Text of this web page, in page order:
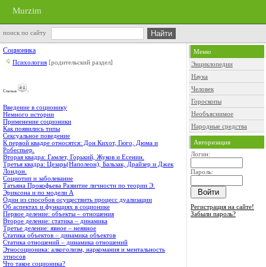
Murzim
поиск по сайту
Соционика
Психология [родительский раздел]
Cтатьи :
Введение в соционику
Немного истории
Применение соционики
Как появились типы
Сексуальное поведение
К первой квадре относятся: Дон Кихот, Гюго, Дюма и
Робеспьер.
Вторая квадра: Гамлет, Горький, Жуков и Есенин.
Третья квадра: Цезарь(Наполеон), Бальзак, Драйзер и Джек
Лондон.
Социотип и заболевание
Татьяна Прокофьева Развитие личности по теории Э.
Эриксона и по модели А
Один из способов осуществить процесс дуализации
Об аспектах и функциях в соционике
Первое деление: объекты – отношения
Второе деление: статика – динамика
Третье деление: явное – неявное
Статика объектов – динамика объектов
Статика отношений – динамика отношений
Этносоционика: алкоголизм, наркомания и ментальность
этносов
Что такое соционика?
Меню
Энциклопедии
Наука
Человек
Гороскопы
Необъяснимое
Народные средства
Авторизация
Логин:
Пароль:
Регистрация на сайте!
Забыли пароль?